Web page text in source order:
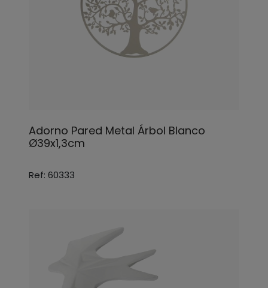
Adorno Pared Metal Árbol Blanco
Ø39x1,3cm
Ref: 60333